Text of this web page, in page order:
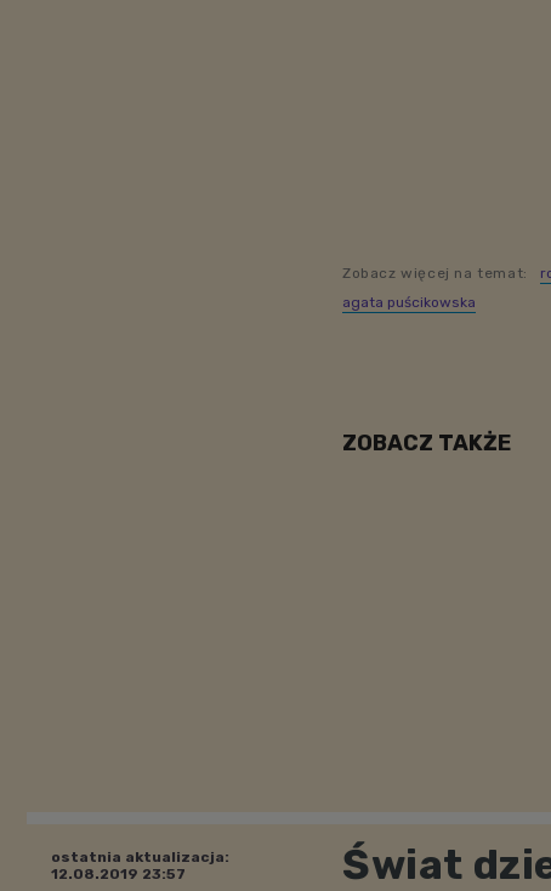
Zobacz więcej na temat:
agata puścikowska
ZOBACZ TAKŻE
Świat
ostatnia aktualizacja:
12.08.2019 23:57